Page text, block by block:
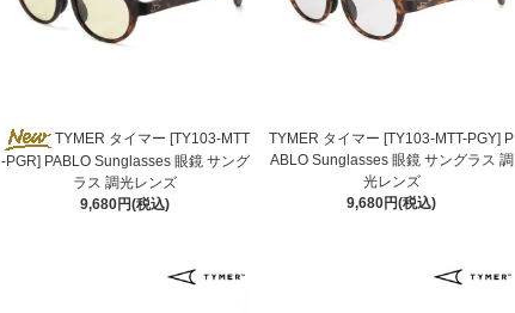
TYMER タイマー [TY103-MTT
-PGR] PABLO Sunglasses 眼鏡 サング
ラス 調光レンズ
9,680円(税込)
TYMER タイマー [TY103-MTT-PGY] P
ABLO Sunglasses 眼鏡 サングラス 調
光レンズ
9,680円(税込)